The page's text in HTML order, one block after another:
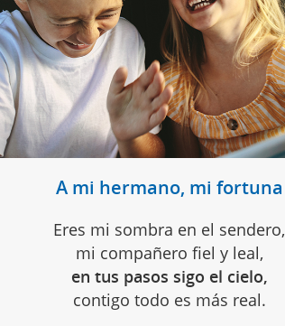
A mi hermano, mi fortuna
Eres mi sombra en el sendero,
mi compañero fiel y leal,
en tus pasos sigo el cielo,
contigo todo es más real.